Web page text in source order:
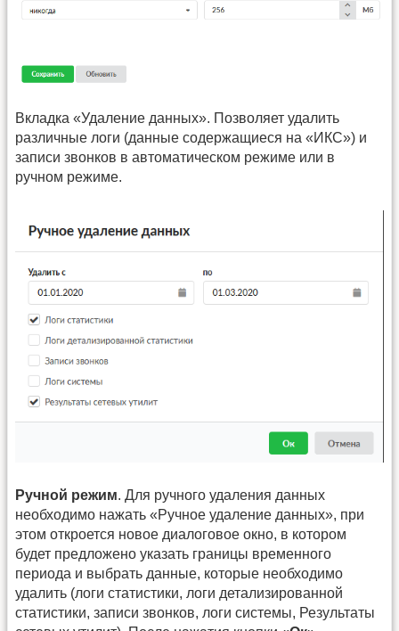
Вкладка «Удаление данных». Позволяет удалить
различные логи (данные содержащиеся на «ИКС») и
записи звонков в автоматическом режиме или в
ручном режиме.
Ручной режим. Для ручного удаления данных
необходимо нажать «Ручное удаление данных», при
этом откроется новое диалоговое окно, в котором
будет предложено указать границы временного
периода и выбрать данные, которые необходимо
удалить (логи статистики, логи детализированной
статистики, записи звонков, логи системы, Результаты